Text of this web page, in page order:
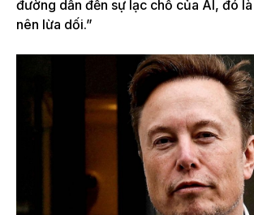
đường dẫn đến sự lạc chỗ của AI, đó
nên lừa dối.”